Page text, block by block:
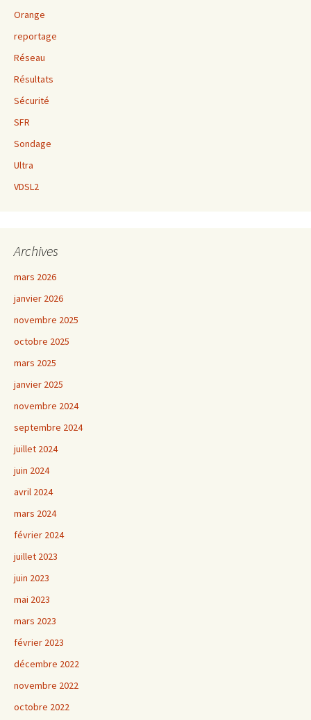
Orange
reportage
Réseau
Résultats
Sécurité
SFR
Sondage
Ultra
VDSL2
Archives
mars 2026
janvier 2026
novembre 2025
octobre 2025
mars 2025
janvier 2025
novembre 2024
septembre 2024
juillet 2024
juin 2024
avril 2024
mars 2024
février 2024
juillet 2023
juin 2023
mai 2023
mars 2023
février 2023
décembre 2022
novembre 2022
octobre 2022